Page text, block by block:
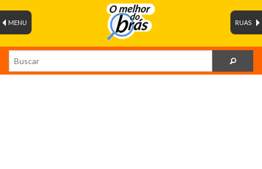
RUAS
MENU